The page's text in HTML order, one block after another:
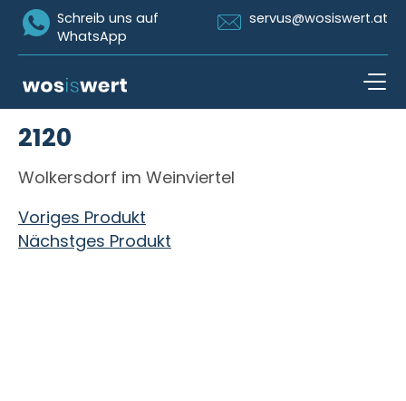
Icon Whatsapp
Schreib uns auf
WhatsApp
Icon Email
servus@wosiswert.at
2120
Wolkersdorf im Weinviertel
Beitragsnavigation
Voriges Produkt
Nächstges Produkt